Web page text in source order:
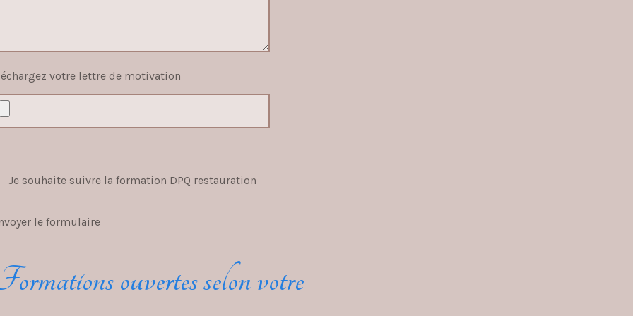
votre lettre de motivation
Je souhaite suivre la formation DPQ restauration
le formulaire
ouvertes selon votre